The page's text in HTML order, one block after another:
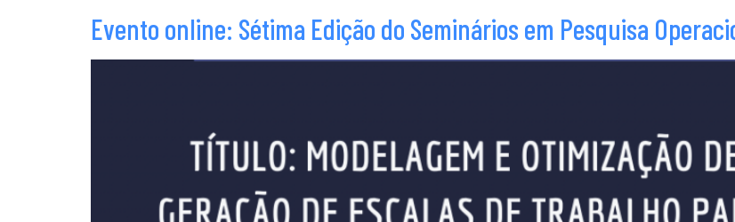
Evento online: Sétima Edição do Seminários em Pesquisa